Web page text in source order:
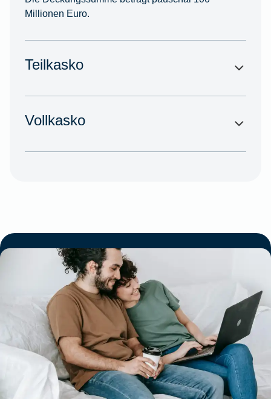
Millionen Euro.
Teilkasko
Vollkasko